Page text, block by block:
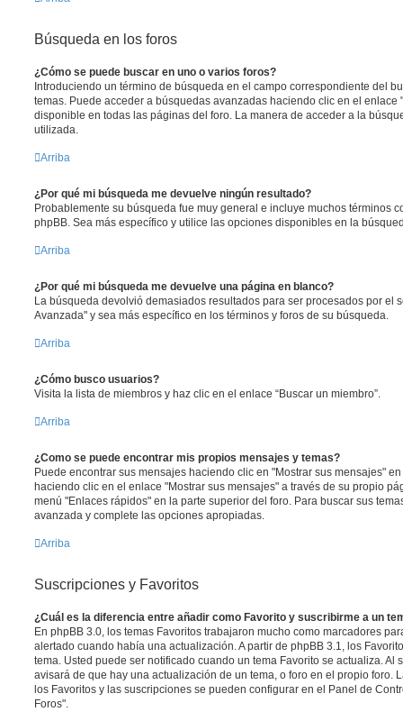
Búsqueda en los foros
¿Cómo se puede buscar en uno o varios foros?
Introduciendo un término de búsqueda en el campo correspondiente del
temas. Puede acceder a búsquedas avanzadas haciendo clic en el enlace
disponible en todas las páginas del foro. La manera de acceder a la
utilizada.
Arriba
¿Por qué mi búsqueda me devuelve ningún resultado?
Probablemente su búsqueda fue muy general e incluye muchos términos
phpBB. Sea más específico y utilice las opciones disponibles en la
Arriba
¿Por qué mi búsqueda me devuelve una página en blanco?
La búsqueda devolvió demasiados resultados para ser procesados por el
Avanzada" y sea más específico en los términos y foros de su búsqueda.
Arriba
¿Cómo busco usuarios?
Visita la lista de miembros y haz clic en el enlace “Buscar un miembro”.
Arriba
¿Como se puede encontrar mis propios mensajes y temas?
Puede encontrar sus mensajes haciendo clic en "Mostrar sus mensajes"
haciendo clic en el enlace "Mostrar sus mensajes" a través de su propio
menú "Enlaces rápidos" en la parte superior del foro. Para buscar sus
avanzada y complete las opciones apropiadas.
Arriba
Suscripciones y Favoritos
¿Cuál es la diferencia entre añadir como Favorito y suscribirme a un
En phpBB 3.0, los temas Favoritos trabajaron mucho como marcadores
alertado cuando había una actualización. A partir de phpBB 3.1, los
tema. Usted puede ser notificado cuando un tema Favorito se actualiza. Al
avisará de que hay una actualización de un tema, o foro en el propio foro.
los Favoritos y las suscripciones se pueden configurar en el Panel de
Foros".